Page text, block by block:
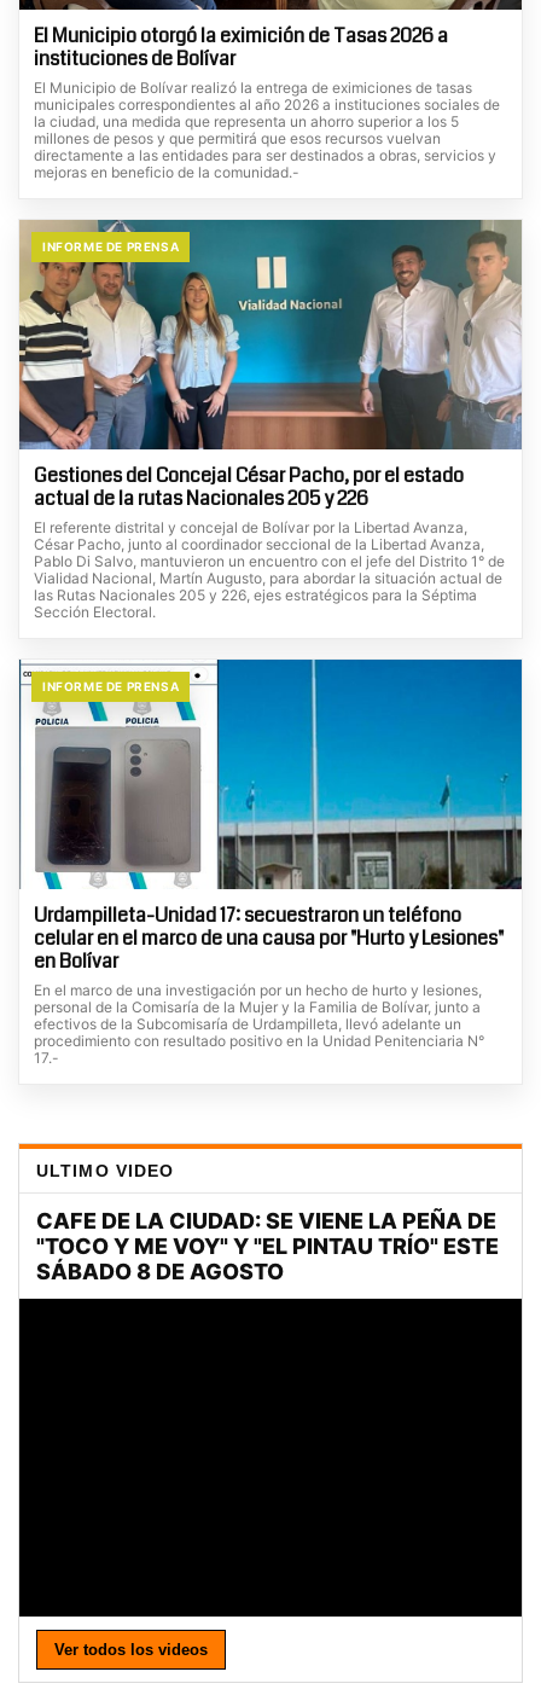
El Municipio otorgó la eximición de Tasas 2026 a
instituciones de Bolívar
El Municipio de Bolívar realizó la entrega de eximiciones de tasas
municipales correspondientes al año 2026 a instituciones sociales de
la ciudad, una medida que representa un ahorro superior a los 5
millones de pesos y que permitirá que esos recursos vuelvan
directamente a las entidades para ser destinados a obras, servicios y
mejoras en beneficio de la comunidad.-
INFORME DE PRENSA
Gestiones del Concejal César Pacho, por el estado
actual de la rutas Nacionales 205 y 226
El referente distrital y concejal de Bolívar por la Libertad Avanza,
César Pacho, junto al coordinador seccional de la Libertad Avanza,
Pablo Di Salvo, mantuvieron un encuentro con el jefe del Distrito 1° de
Vialidad Nacional, Martín Augusto, para abordar la situación actual de
las Rutas Nacionales 205 y 226, ejes estratégicos para la Séptima
Sección Electoral.
INFORME DE PRENSA
Urdampilleta-Unidad 17: secuestraron un teléfono
celular en el marco de una causa por "Hurto y Lesiones"
en Bolívar
En el marco de una investigación por un hecho de hurto y lesiones,
personal de la Comisaría de la Mujer y la Familia de Bolívar, junto a
efectivos de la Subcomisaría de Urdampilleta, llevó adelante un
procedimiento con resultado positivo en la Unidad Penitenciaria N°
17.-
ULTIMO VIDEO
Ver todos los videos